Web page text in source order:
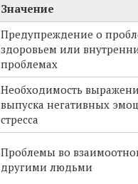
Значение
Предупреждение о
здоровьем или
проблемах
Необходимость
выпуска негативных
стресса
Проблемы во
другими людьми